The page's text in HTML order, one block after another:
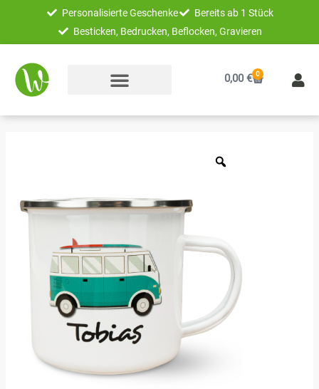
springen
Personalisierte Geschenke
Bereits ab 1 Stück
Besticken, Bedrucken, Beflocken, Gravieren
0,00€ 0
Warenkorb
Motiv